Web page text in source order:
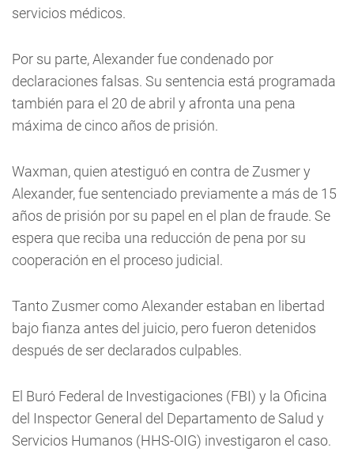
servicios médicos.
Por su parte, Alexander fue condenado por
declaraciones falsas. Su sentencia está programada
también para el 20 de abril y afronta una pena
máxima de cinco años de prisión.
Waxman, quien atestiguó en contra de Zusmer y
Alexander, fue sentenciado previamente a más de 15
años de prisión por su papel en el plan de fraude. Se
espera que reciba una reducción de pena por su
cooperación en el proceso judicial.
Tanto Zusmer como Alexander estaban en libertad
bajo fianza antes del juicio, pero fueron detenidos
después de ser declarados culpables.
El Buró Federal de Investigaciones (FBI) y la Oficina
del Inspector General del Departamento de Salud y
Servicios Humanos (HHS-OIG) investigaron el caso.